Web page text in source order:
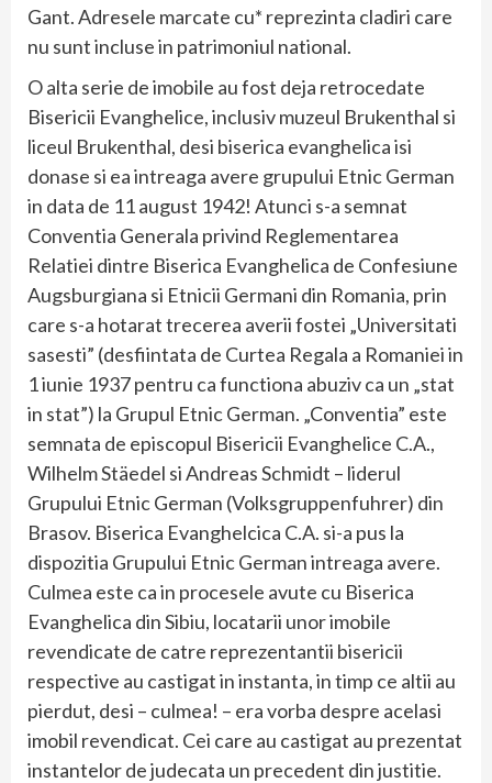
Gant. Adresele marcate cu* reprezinta cladiri care
nu sunt incluse in patrimoniul national.
O alta serie de imobile au fost deja retrocedate
Bisericii Evanghelice, inclusiv muzeul Brukenthal si
liceul Brukenthal, desi biserica evanghelica isi
donase si ea intreaga avere grupului Etnic German
in data de 11 august 1942! Atunci s-a semnat
Conventia Generala privind Reglementarea
Relatiei dintre Biserica Evanghelica de Confesiune
Augsburgiana si Etnicii Germani din Romania, prin
care s-a hotarat trecerea averii fostei „Universitati
sasesti” (desfiintata de Curtea Regala a Romaniei in
1 iunie 1937 pentru ca functiona abuziv ca un „stat
in stat”) la Grupul Etnic German. „Conventia” este
semnata de episcopul Bisericii Evanghelice C.A.,
Wilhelm Stäedel si Andreas Schmidt – liderul
Grupului Etnic German (Volksgruppenfuhrer) din
Brasov. Biserica Evanghelcica C.A. si-a pus la
dispozitia Grupului Etnic German intreaga avere.
Culmea este ca in procesele avute cu Biserica
Evanghelica din Sibiu, locatarii unor imobile
revendicate de catre reprezentantii bisericii
respective au castigat in instanta, in timp ce altii au
pierdut, desi – culmea! – era vorba despre acelasi
imobil revendicat. Cei care au castigat au prezentat
instantelor de judecata un precedent din justitie.